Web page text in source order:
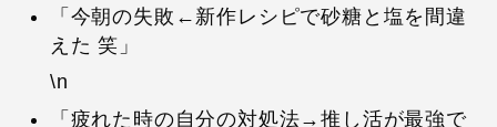
「今朝の失敗←新作レシピで砂糖と塩を間違
えた 笑」
\n
「疲れた時の自分の対処法→推し活が最強で